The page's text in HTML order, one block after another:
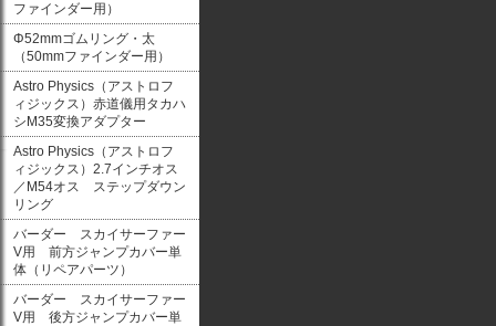
ファインダー用）
Φ52mmゴムリング・太
（50mmファインダー用）
Astro Physics（アストロフ
ィジックス）赤道儀用タカハ
シM35変換アダプター
Astro Physics（アストロフ
ィジックス）2.7インチオス
／M54オス ステップダウン
リング
バーダー スカイサーファー
V用 前方ジャンプカバー単
体（リペアパーツ）
バーダー スカイサーファー
V用 後方ジャンプカバー単